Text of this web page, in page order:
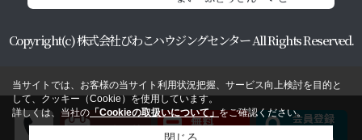
Copyright(c) 株式会社びわこハウジングセンター All Rights Reserved.
当サイトでは、お客様の当サイト利用状況把握、サービス向上検討を目的と
して、クッキー（Cookie）を使用しています。
詳しくは、当社の 「Cookieの取扱いについて」 をご確認ください。